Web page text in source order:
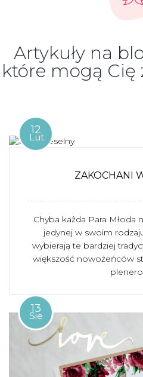
Artykuły na
które mogą Cię
12
Lut
ZAKOCHANI
Chyba każda Para Młoda
jedynej w swoim
wybierają te bardziej
większość nowożeńców
13
Sie